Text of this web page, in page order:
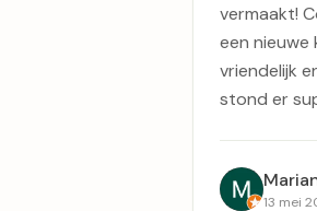
vermaakt!
een nieuwe
vriendelijk
stond er
13 mei